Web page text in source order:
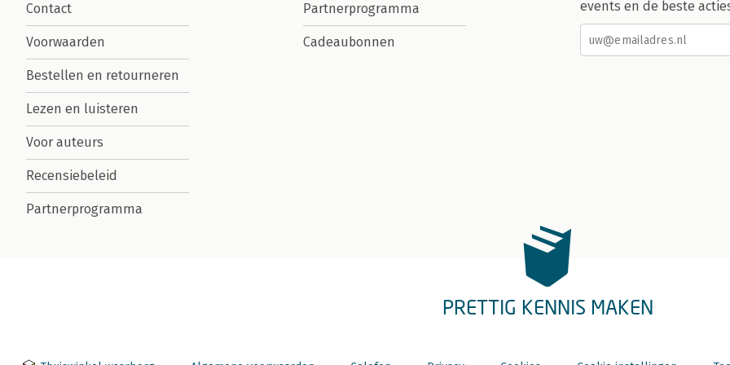
Contact
Voorwaarden
Bestellen en retourneren
Lezen en luisteren
Voor auteurs
Recensiebeleid
Partnerprogramma
Partnerprogramma
Cadeaubonnen
events en de beste
PRETTIG KENNIS MAKEN